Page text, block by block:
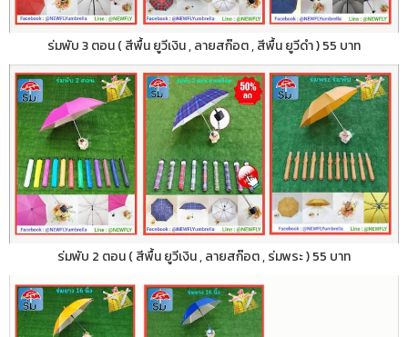
ร่มพับ 3 ตอน ( สีพื้น ยูวีเงิน , ลายสก๊อต , สีพื้น ยูวีดำ ) 55 บาท
ร่มพับ 2 ตอน ( สีพื้น ยูวีเงิน , ลายสก๊อต , ร่มพระ ) 55 บาท